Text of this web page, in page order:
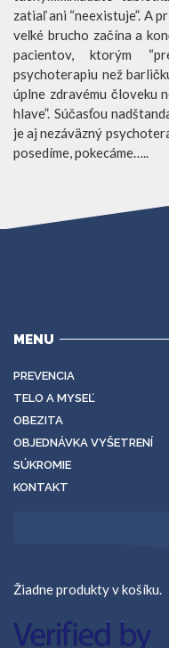
zatiaľ ani “neexistuje”. A
veľké brucho začína a
pacientov, ktorým
psychoterapiu než
úplne zdravému človeku
hlave”. Súčasťou
je aj nezáväzný
posedíme, pokecáme…..
MENU
PREVENCIA
TELO A MYSEĽ
OBEZITA
OBJEDNÁVKA VYŠETRENÍ
SÚKROMIE
KONTAKT
Žiadne produkty v košíku.